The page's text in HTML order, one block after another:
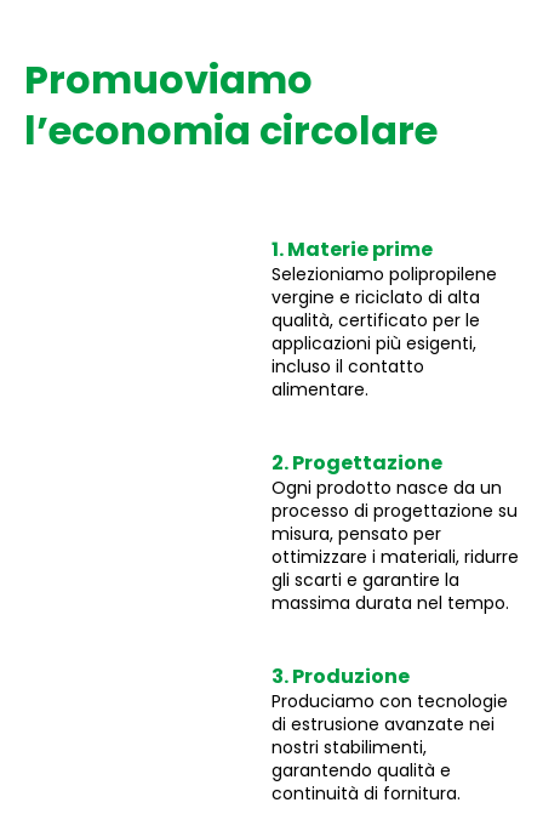
Promuoviamo
l’economia circolare
1. Materie prime
Selezioniamo polipropilene
vergine e riciclato di alta
qualità, certificato per le
applicazioni più esigenti,
incluso il contatto
alimentare.
2. Progettazione
Ogni prodotto nasce da un
processo di progettazione su
misura, pensato per
ottimizzare i materiali, ridurre
gli scarti e garantire la
massima durata nel tempo.
3. Produzione
Produciamo con tecnologie
di estrusione avanzate nei
nostri stabilimenti,
garantendo qualità e
continuità di fornitura.